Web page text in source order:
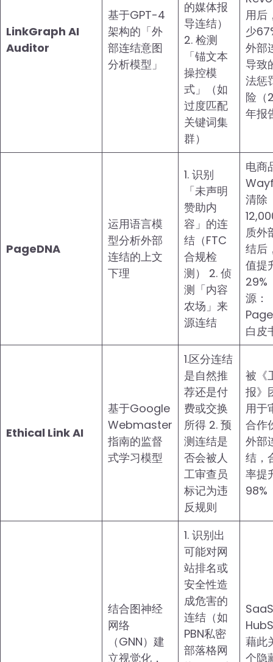
LinkGraph AI
Auditor
基于GPT-4
架构的「外
部连结意图
分析模型」
的媒体报
导连结）
2. 检测
「锚文本
操控模
式」（如
过度匹配
关键词集
群）
用后
少
外部
导致
法惩
险（
年报
PageDNA
运用语言模
型分析外部
连结的上文
下理
1. 识别
「未声明
赞助内
容」的连
结（FTC
合规检
测） 2. 侦
测「内容
农场」来
源连结
电商
清除
质外
结后
值提
29%
源：
白皮
Ethical Link AI
基于Google
Webmaster
指南的监督
式学习模型
1.区分连结
是自然推
荐还是付
费或交换
所得 2. 预
测连结是
否会被人
工审查员
标记为违
反规则
被《
报》
用于
合作
外部
结，
率提
98%
结合图神经
网络
（GNN）建
立视觉化，
1. 识别出
可能对网
站排名或
安全性造
成危害的
连结（如
PBN私密
部落格网
藉此
个隐